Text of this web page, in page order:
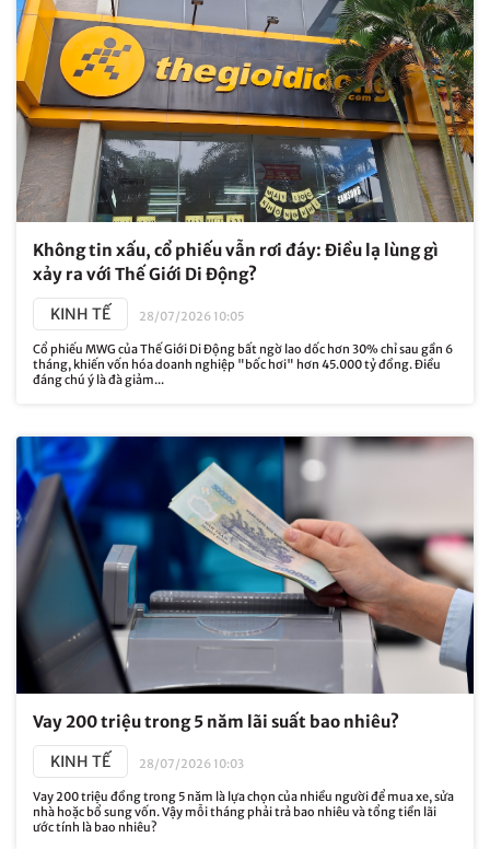
Không tin xấu, cổ phiếu vẫn rơi đáy: Điều lạ lùng gì
xảy ra với Thế Giới Di Động?
KINH TẾ 28/07/2026 10:05
Cổ phiếu MWG của Thế Giới Di Động bất ngờ lao dốc hơn 30% chỉ sau gần 6
tháng, khiến vốn hóa doanh nghiệp "bốc hơi" hơn 45.000 tỷ đồng. Điều
đáng chú ý là đà giảm...
Vay 200 triệu trong 5 năm lãi suất bao nhiêu?
KINH TẾ 28/07/2026 10:03
Vay 200 triệu đồng trong 5 năm là lựa chọn của nhiều người để mua xe, sửa
nhà hoặc bổ sung vốn. Vậy mỗi tháng phải trả bao nhiêu và tổng tiền lãi
ước tính là bao nhiêu?